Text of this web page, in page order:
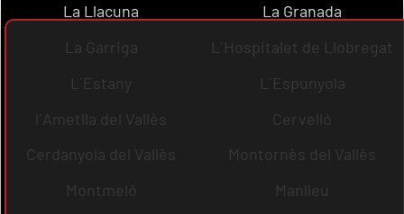
La Llacuna
La Granada
La Garriga
L´Hospitalet de Llobregat
L´Estany
L´Espunyola
l´Ametlla del Vallès
Cervelló
Cerdanyola del Vallès
Montornès del Vallès
Montmeló
Manlleu